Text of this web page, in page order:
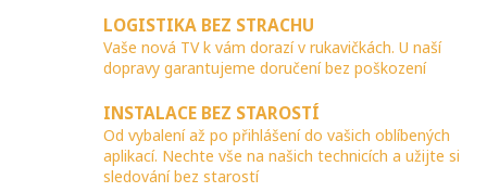
LOGISTIKA BEZ STRACHU
Vaše nová TV k vám dorazí v rukavičkách. U naší
dopravy garantujeme doručení bez poškození
INSTALACE BEZ STAROSTÍ
Od vybalení až po přihlášení do vašich oblíbených
aplikací. Nechte vše na našich technicích a užijte si
sledování bez starostí